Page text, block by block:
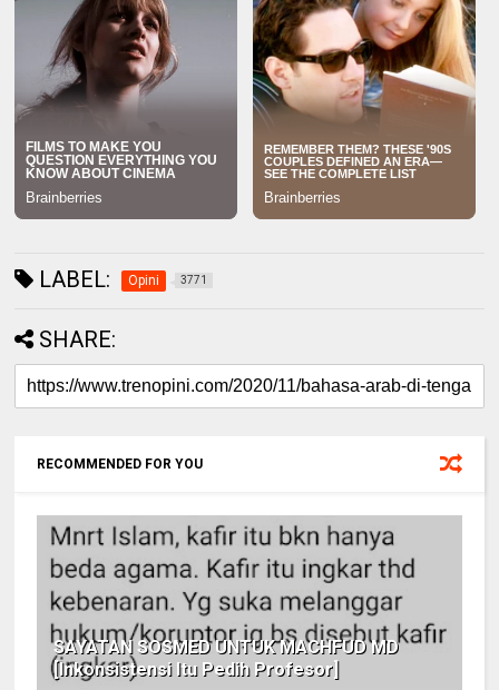
LABEL: Opini 3771
SHARE:
RECOMMENDED FOR YOU
SAYATAN SOSMED UNTUK MACHFUD MD
[Inkonsistensi Itu Pedih Profesor]